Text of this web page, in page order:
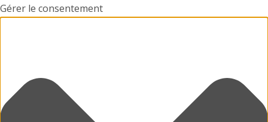
Gérer le consentement